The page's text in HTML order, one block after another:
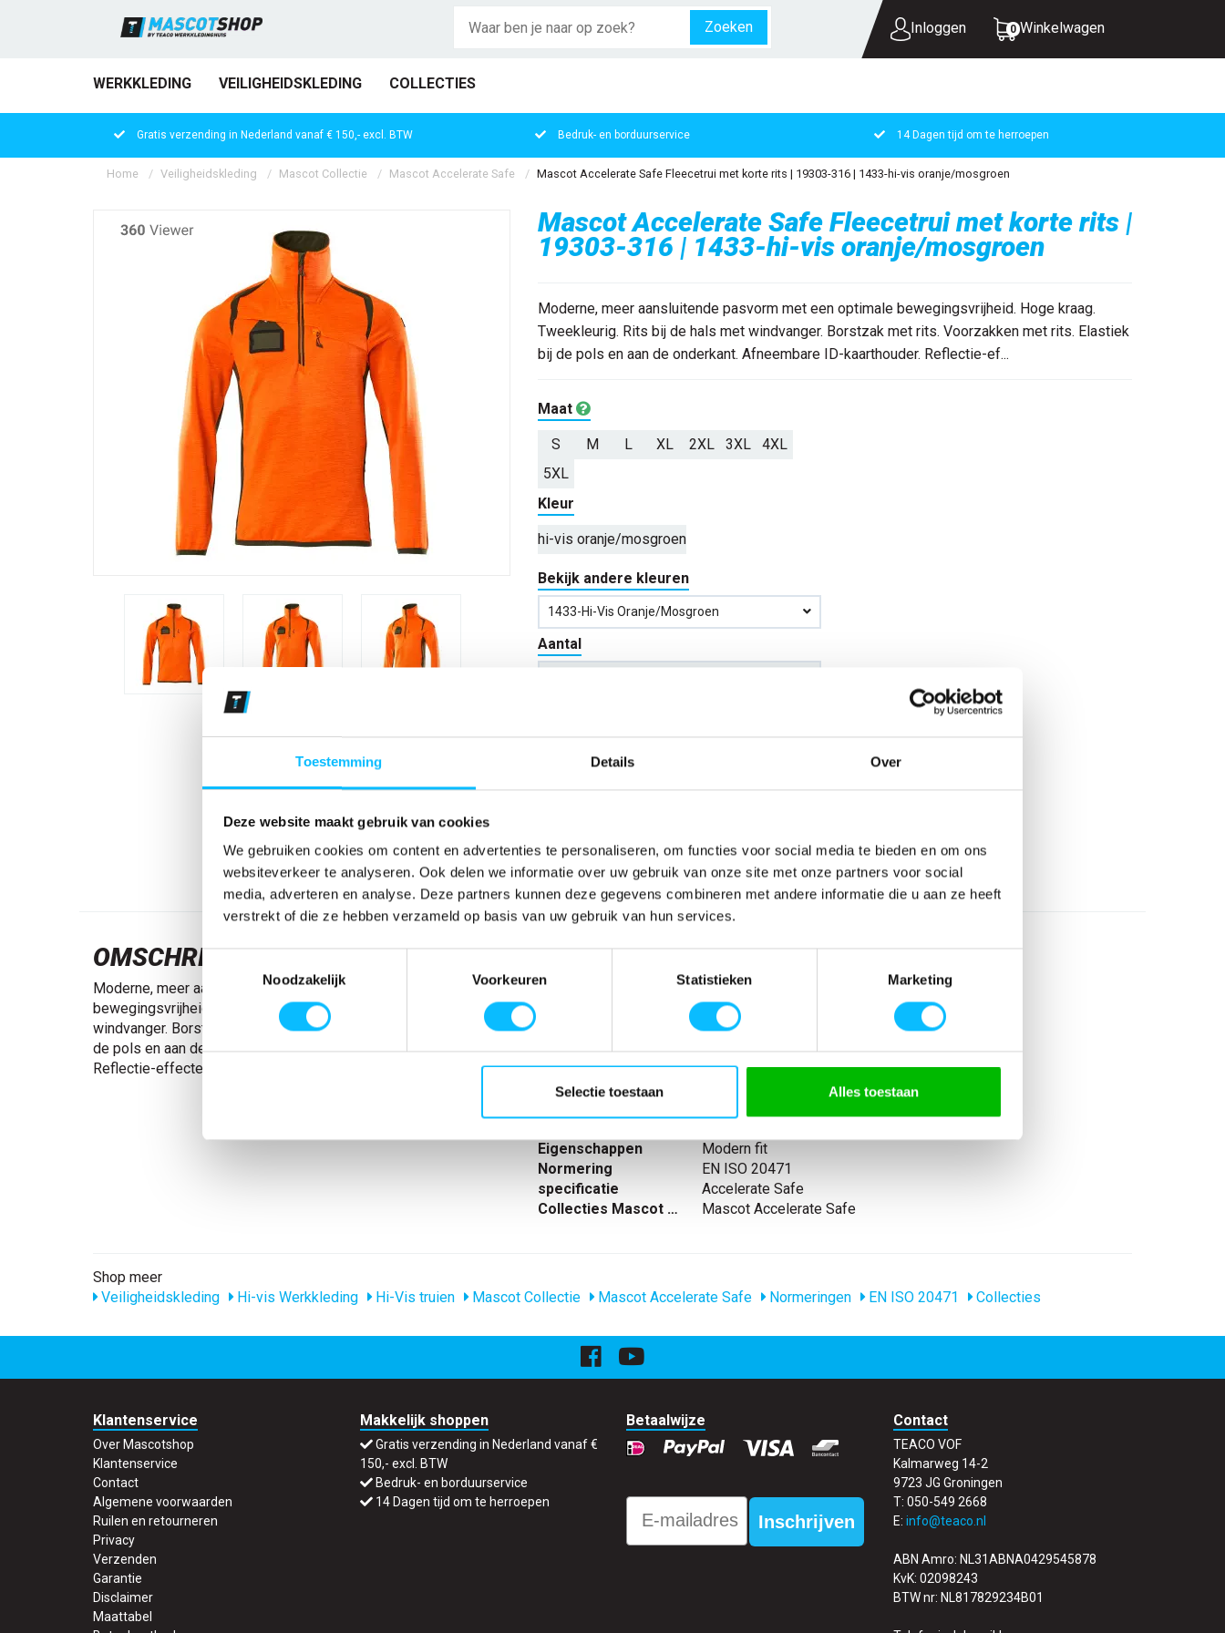
Toestemming Details Over
Deze website maakt gebruik van cookies
We gebruiken cookies om content en advertenties te personaliseren, om functies voor social media te bieden en om ons
websiteverkeer te analyseren. Ook delen we informatie over uw gebruik van onze site met onze partners voor social
media, adverteren en analyse. Deze partners kunnen deze gegevens combineren met andere informatie die u aan ze heeft
verstrekt of die ze hebben verzameld op basis van uw gebruik van hun services.
Noodzakelijk
Voorkeuren Statistieken Marketing
Selectie toestaan Alles toestaan
Zoeken Inloggen 0 Winkelwagen
WERKKLEDING VEILIGHEIDSKLEDING COLLECTIES
UW WINKELWAGEN IS LEEG.
VUL HEM MET PRODUCTEN.
Gratis verzending in Nederland vanaf € 150,- excl. BTW Bedruk- en borduurservice 14 Dagen tijd om te herroepen
Home Veiligheidskleding Mascot Collectie Mascot Accelerate Safe Mascot Accelerate Safe Fleecetrui met korte rits | 19303-316 | 1433-hi-vis oranje/mosgroen
Mascot Accelerate Safe Fleecetrui met korte rits |
19303-316 | 1433-hi-vis oranje/mosgroen
Moderne, meer aansluitende pasvorm met een optimale bewegingsvrijheid. Hoge kraag.
Tweekleurig. Rits bij de hals met windvanger. Borstzak met rits. Voorzakken met rits. Elastiek
bij de pols en aan de onderkant. Afneembare ID-kaarthouder. Reflectie-ef...
Maat
S M L XL 2XL 3XL
4XL
5XL
Kleur
hi-vis oranje/mosgroen
Bekijk andere kleuren
1433-Hi-Vis Oranje/mosgroen
Aantal
€ 67,93
Niet zeker wat jou maat is?Bekijk maattabel
OMSCHRIJVING
Moderne, meer aansluitende pasvorm met een optimale
bewegingsvrijheid. Hoge kraag. Tweekleurig. Rits bij de hals met
windvanger. Borstzak met rits. Voorzakken met rits. Elastiek bij
de pols en aan de onderkant. Afneembare ID-kaarthouder.
Reflectie-effecten. Fleecekwaliteit. Kan max. 3% krimpen.
SPECIFICATIES
Artikelnummer
-
-
19303
Materiaal
94% polyester/6% elastaan
nl_normeringen
EN ISO 20471
nl_materiaal
Eigenschappen
Modern fit
Normering
EN ISO 20471
specificatie
Accelerate Safe
Collecties Mascot Safe
Mascot Accelerate Safe
Shop meer
Veiligheidskleding
Hi-vis Werkkleding Hi-Vis truien Mascot Collectie Mascot Accelerate Safe Normeringen EN ISO 20471 Collecties
Klantenservice
Over Mascotshop
Klantenservice
Contact
Algemene voorwaarden
Ruilen en retourneren
Privacy
Verzenden
Garantie
Disclaimer
Maattabel
Makkelijk shoppen
Gratis verzending in Nederland vanaf €
150,- excl. BTW
Bedruk- en borduurservice
14 Dagen tijd om te herroepen
Betaalwijze
Email
Inschrijven
Contact
TEACO VOF
Kalmarweg 14-2
9723 JG Groningen
T: 050-549 2668
E: info@teaco.nl
ABN Amro: NL31ABNA0429545878
KvK: 02098243
BTW nr: NL817829234B01